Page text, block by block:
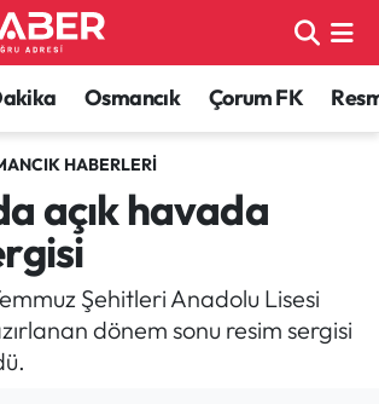
Osmancık Çorum FK
HABERLERI
açık havada
Şehitleri Anadolu Lisesi
dönem sonu resim sergisi
Haberleri
Haberleri
Eczaneler
Durumu
Vakitleri
Yoğunluk Haritası
Durumu ve Fikstür